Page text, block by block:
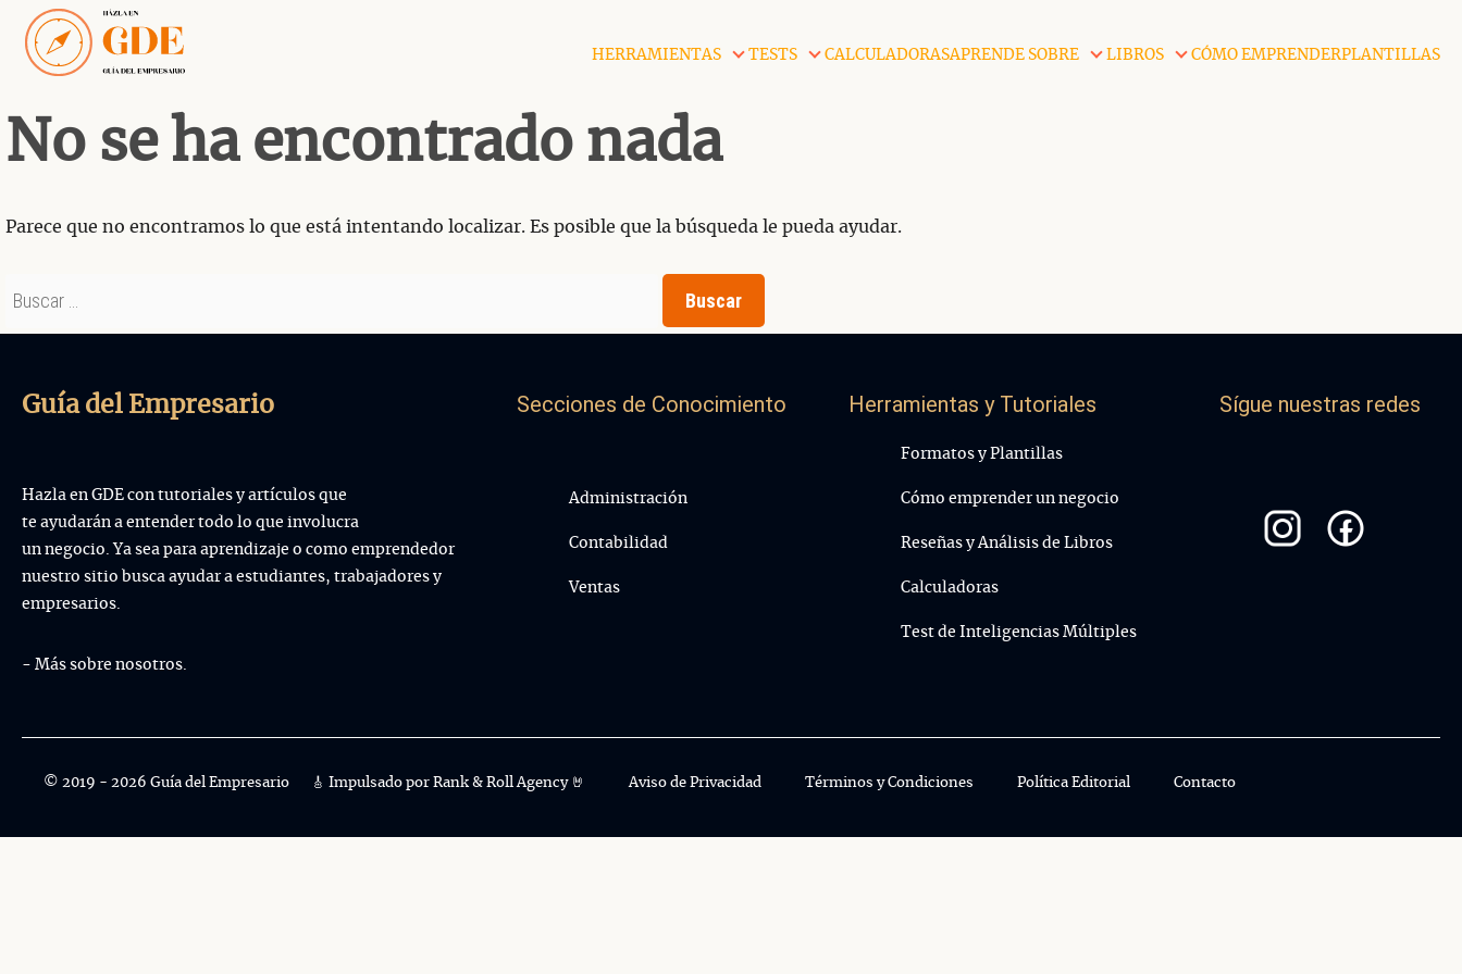
Saltar
contenido
HERRAMIENTAS TESTS CALCULADORASAPRENDE SOBRE LIBROS CÓMO EMPRENDERPLANTILLAS
No se ha encontrado nada
Parece que no encontramos lo que está intentando localizar. Es posible que la búsqueda le pueda ayudar.
Guía del Empresario
Hazla en GDE con tutoriales y artículos que
te ayudarán a entender todo lo que involucra
un negocio. Ya sea para aprendizaje o como emprendedor
nuestro sitio busca ayudar a estudiantes, trabajadores y
empresarios.
- Más sobre nosotros.
Secciones de Conocimiento
Administración
Contabilidad
Ventas
Herramientas y Tutoriales
Formatos y Plantillas
Cómo emprender un negocio
Reseñas y Análisis de Libros
Calculadoras
Test de Inteligencias Múltiples
Sígue nuestras redes
© 2019 - 2026 Guía del Empresario 🎸 Impulsado por Rank & Roll Agency 🤘 Aviso de Privacidad Términos y Condiciones Política Editorial Contacto